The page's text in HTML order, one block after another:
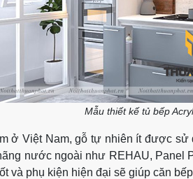
Mẫu thiết kế tủ bếp
ở Việt Nam, gỗ tự nhiên ít được sử
nước ngoài như REHAU, Panel
và phụ kiện hiện đại sẽ giúp căn